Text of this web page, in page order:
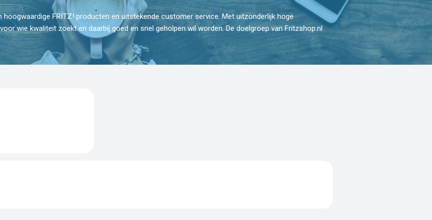
FRITZ! producten en uitstekende customer service. Met uitzonderlijk hoge
wie kwaliteit zoekt en daarbij goed en snel geholpen wil worden. De doelgroep van Fritzshop.nl